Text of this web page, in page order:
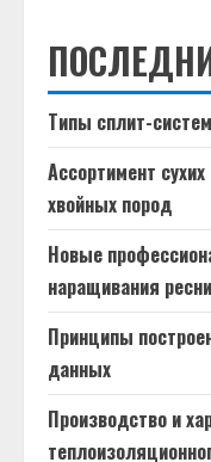
Типы сплит-
Ассортимент
хвойных пород
Новые
наращивания
Принципы
данных
Производство и